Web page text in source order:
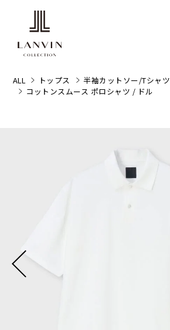
ALL トップス
半袖カットソー/Tシャツ
コットンスムース ポロシャツ / ドル